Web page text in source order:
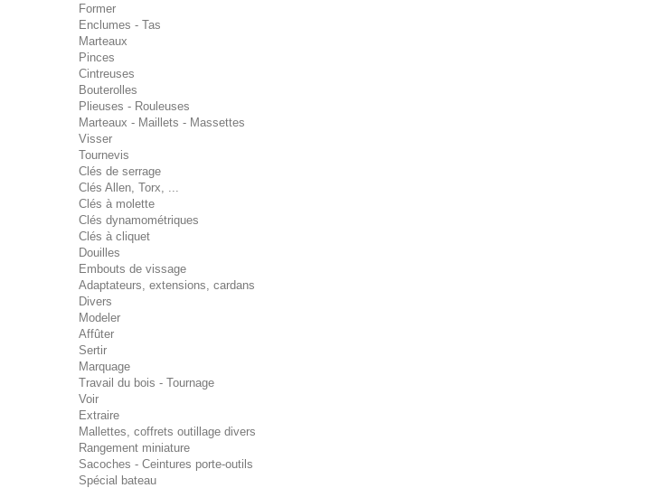
Former
Enclumes - Tas
Marteaux
Pinces
Cintreuses
Bouterolles
Plieuses - Rouleuses
Marteaux - Maillets - Massettes
Visser
Tournevis
Clés de serrage
Clés Allen, Torx, ...
Clés à molette
Clés dynamométriques
Clés à cliquet
Douilles
Embouts de vissage
Adaptateurs, extensions, cardans
Divers
Modeler
Affûter
Sertir
Marquage
Travail du bois - Tournage
Voir
Extraire
Mallettes, coffrets outillage divers
Rangement miniature
Sacoches - Ceintures porte-outils
Spécial bateau